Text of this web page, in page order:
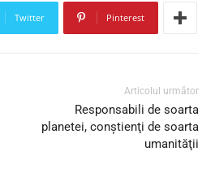
Twitter Pinterest
Articolul următor
Responsabili de soarta
planetei, conştienţi de soarta
umanităţii